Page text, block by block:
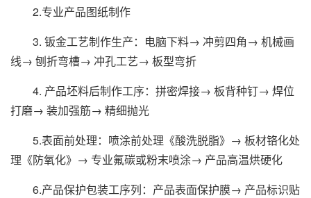
2.专业产品图纸制作
3. 钣金工艺制作生产：电脑下料→ 冲剪四角→ 机械画
线→ 刨折弯槽→ 冲孔工艺→ 板型弯折
4. 产品坯料后制作工序：拼密焊接→ 板背种钉→ 焊位
打磨→ 装加强筋→ 精细抛光
5.表面前处理：喷涂前处理《酸洗脱脂》→ 板材铬化处
理《防氧化》→ 专业氟碳或粉末喷涂→ 产品高温烘硬化
6.产品保护包装工序列：产品表面保护膜→ 产品标识贴